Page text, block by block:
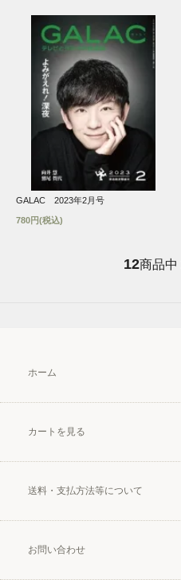
GALAC 2023年2月号
780円(税込)
12商品中
ホーム
カートを見る
送料・支払方法等について
お問い合わせ